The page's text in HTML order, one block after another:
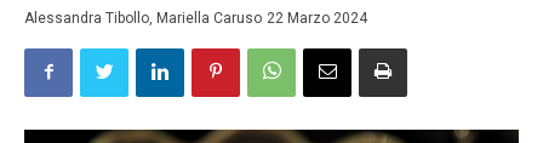
Alessandra Tibollo, Mariella Caruso 22 Marzo 2024